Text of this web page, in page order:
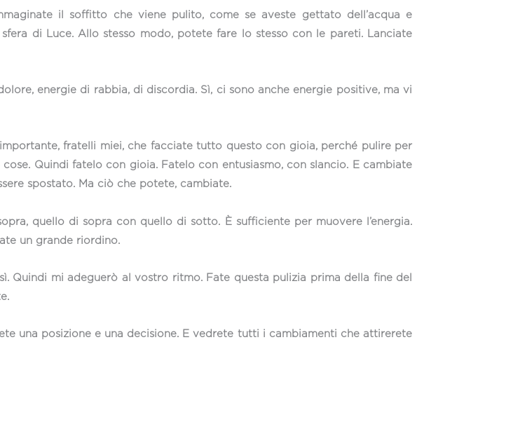
il soffitto che viene pulito, come se aveste gettato dell’acqua e
di Luce. Allo stesso modo, potete fare lo stesso con le pareti. Lanciate
energie di rabbia, di discordia. Sì, ci sono anche energie positive, ma vi
fratelli miei, che facciate tutto questo con gioia, perché pulire per
Quindi fatelo con gioia. Fatelo con entusiasmo, con slancio. E cambiate
spostato. Ma ciò che potete, cambiate.
quello di sopra con quello di sotto. È sufficiente per muovere l’energia.
un grande riordino.
Quindi mi adeguerò al vostro ritmo. Fate questa pulizia prima della fine del
una posizione e una decisione. E vedrete tutti i cambiamenti che attirerete